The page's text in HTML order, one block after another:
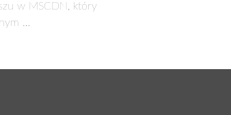
w MSCDN, który
…